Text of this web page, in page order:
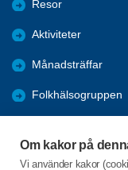
Om kakor på
Vi använder kakor
Resor
Aktiviteter
Månadsträffar
Folkhälsogruppen